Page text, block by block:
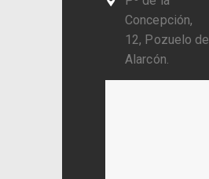
Concepción,
12, Pozuelo de
Alarcón.